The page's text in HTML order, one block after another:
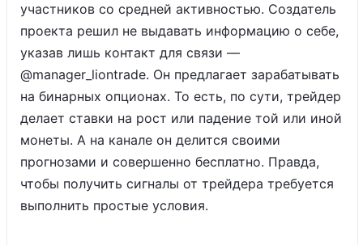
участников со средней активностью. Создатель
проекта решил не выдавать информацию о себе,
указав лишь контакт для связи —
@manager_liontrade. Он предлагает зарабатывать
на бинарных опционах. То есть, по сути, трейдер
делает ставки на рост или падение той или иной
монеты. А на канале он делится своими
прогнозами и совершенно бесплатно. Правда,
чтобы получить сигналы от трейдера требуется
выполнить простые условия.